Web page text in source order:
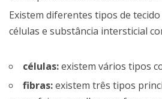
Existem diferentes tipos de
células e substância intersticial
células:existem vários tipos
fibras:existem três tipos